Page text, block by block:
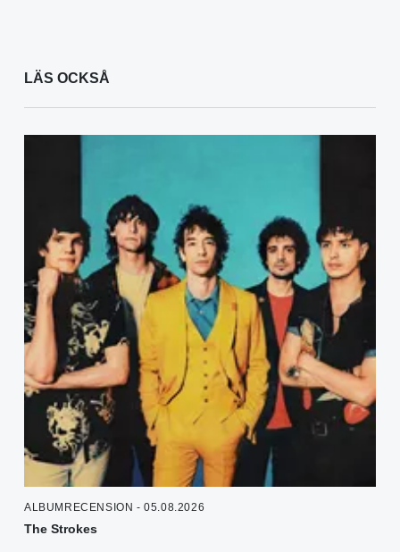
LÄS OCKSÅ
ALBUMRECENSION - 05.08.2026
The Strokes